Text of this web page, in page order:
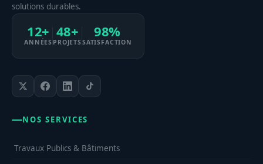
solutions durables.
12+
ANNÉES
48+
PROJETS
98%
SATISFACTION
NOS SERVICES
Travaux Publics & Bâtiments